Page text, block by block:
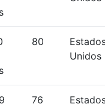
80
Unidos
76